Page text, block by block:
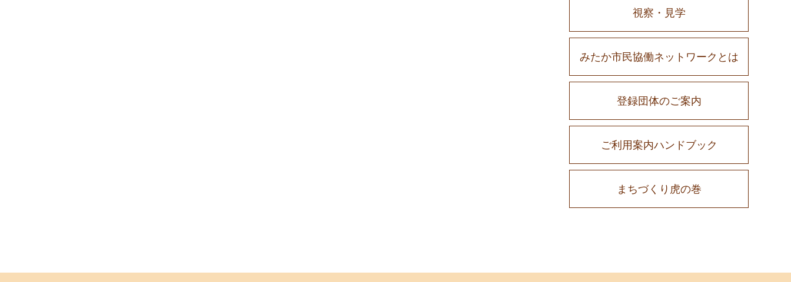
視察・見学
みたか市民協働ネットワークとは
登録団体のご案内
ご利用案内ハンドブック
まちづくり虎の巻